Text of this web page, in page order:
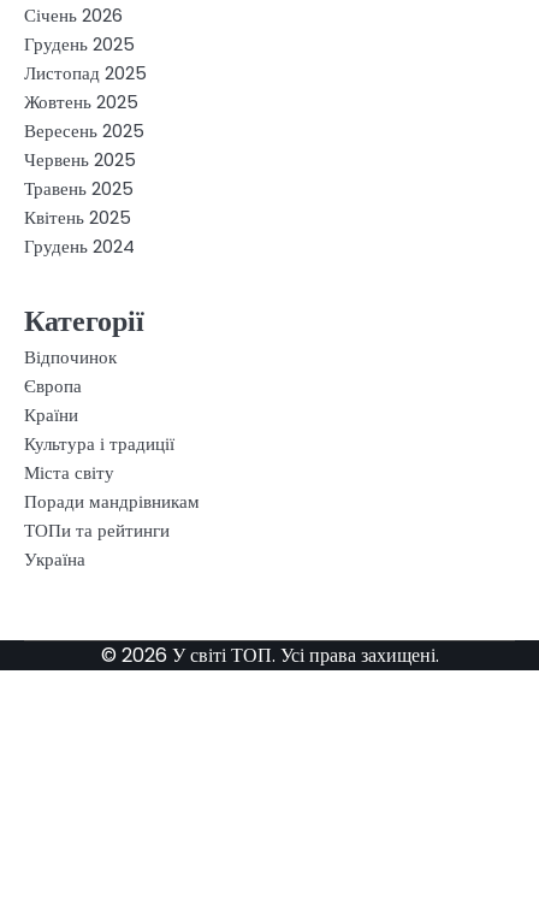
Січень 2026
Грудень 2025
Листопад 2025
Жовтень 2025
Вересень 2025
Червень 2025
Травень 2025
Квітень 2025
Грудень 2024
Категорії
Відпочинок
Європа
Країни
Культура і традиції
Міста світу
Поради мандрівникам
ТОПи та рейтинги
Україна
© 2026 У світі ТОП. Усі права захищені.